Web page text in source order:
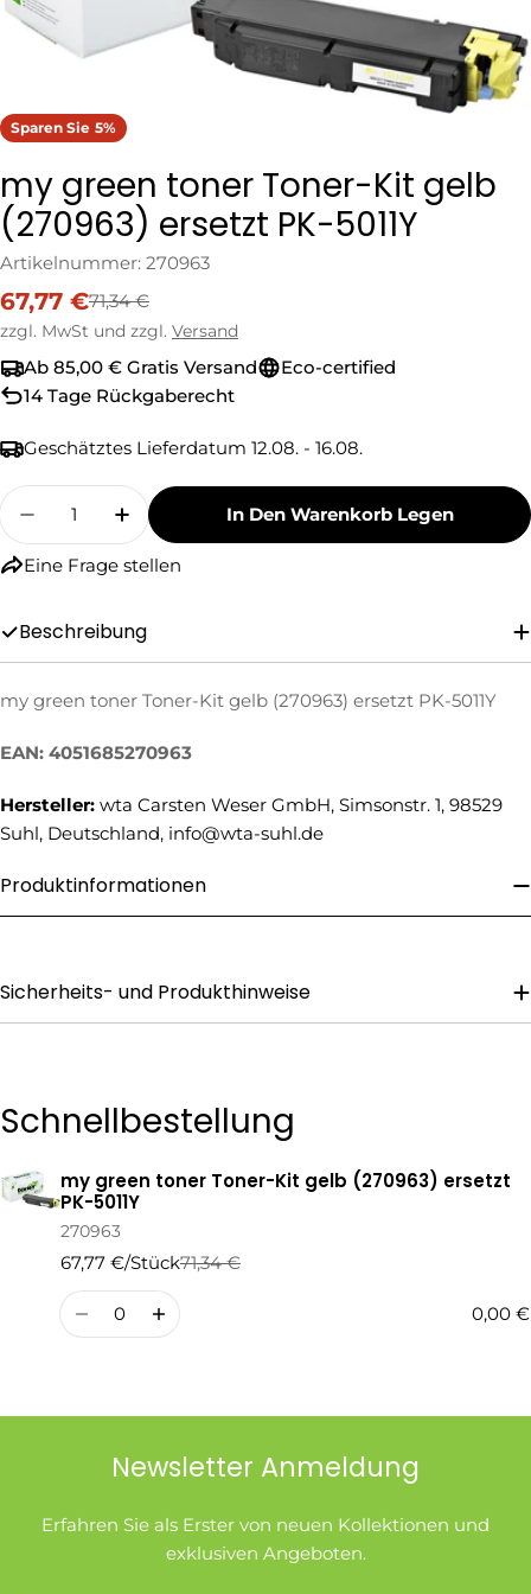
Sparen Sie 5%
my green toner Toner-Kit gelb
(270963) ersetzt PK-5011Y
Artikelnummer: 270963
Verkaufspreis
67,77 €
Regulärer
Preis
71,34 €
zzgl. MwSt und zzgl. Versand
Ab 85,00 € Gratis Versand
Eco-certified
14 Tage Rückgaberecht
Geschätztes Lieferdatum 12.08. - 16.08.
Menge
Menge Für My Green Toner Toner-Kit Gelb
Menge Für My Green Toner Toner-
In Den Warenkorb Legen
Eine Frage stellen
Name
Ihre
Mail
Nachricht
Frage Senden
Beschreibung
my green toner Toner-Kit gelb (270963) ersetzt PK-5011Y
EAN: 4051685270963
Hersteller: wta Carsten Weser GmbH, Simsonstr. 1, 98529
Suhl, Deutschland, info@wta-suhl.de
Produktinformationen
Sicherheits- und Produkthinweise
Schnellbestellung
Ihr
Warenkorb
my green toner Toner-Kit gelb (270963) ersetzt
PK-5011Y
270963
67,77 €/Stück
Regulärer
Preis
71,34 €
Verkaufspreis
Menge
0,00 €
Newsletter Anmeldung
Erfahren Sie als Erster von neuen Kollektionen und
exklusiven Angeboten.